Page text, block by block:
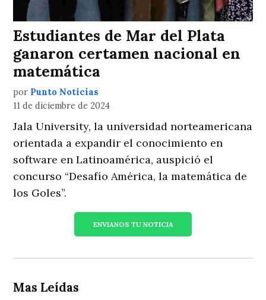
Estudiantes de Mar del Plata
ganaron certamen nacional en
matemática
por Punto Noticias
11 de diciembre de 2024
Jala University, la universidad norteamericana
orientada a expandir el conocimiento en
software en Latinoamérica, auspició el
concurso “Desafío América, la matemática de
los Goles”.
ENVIANOS TU NOTICIA
Mas Leídas